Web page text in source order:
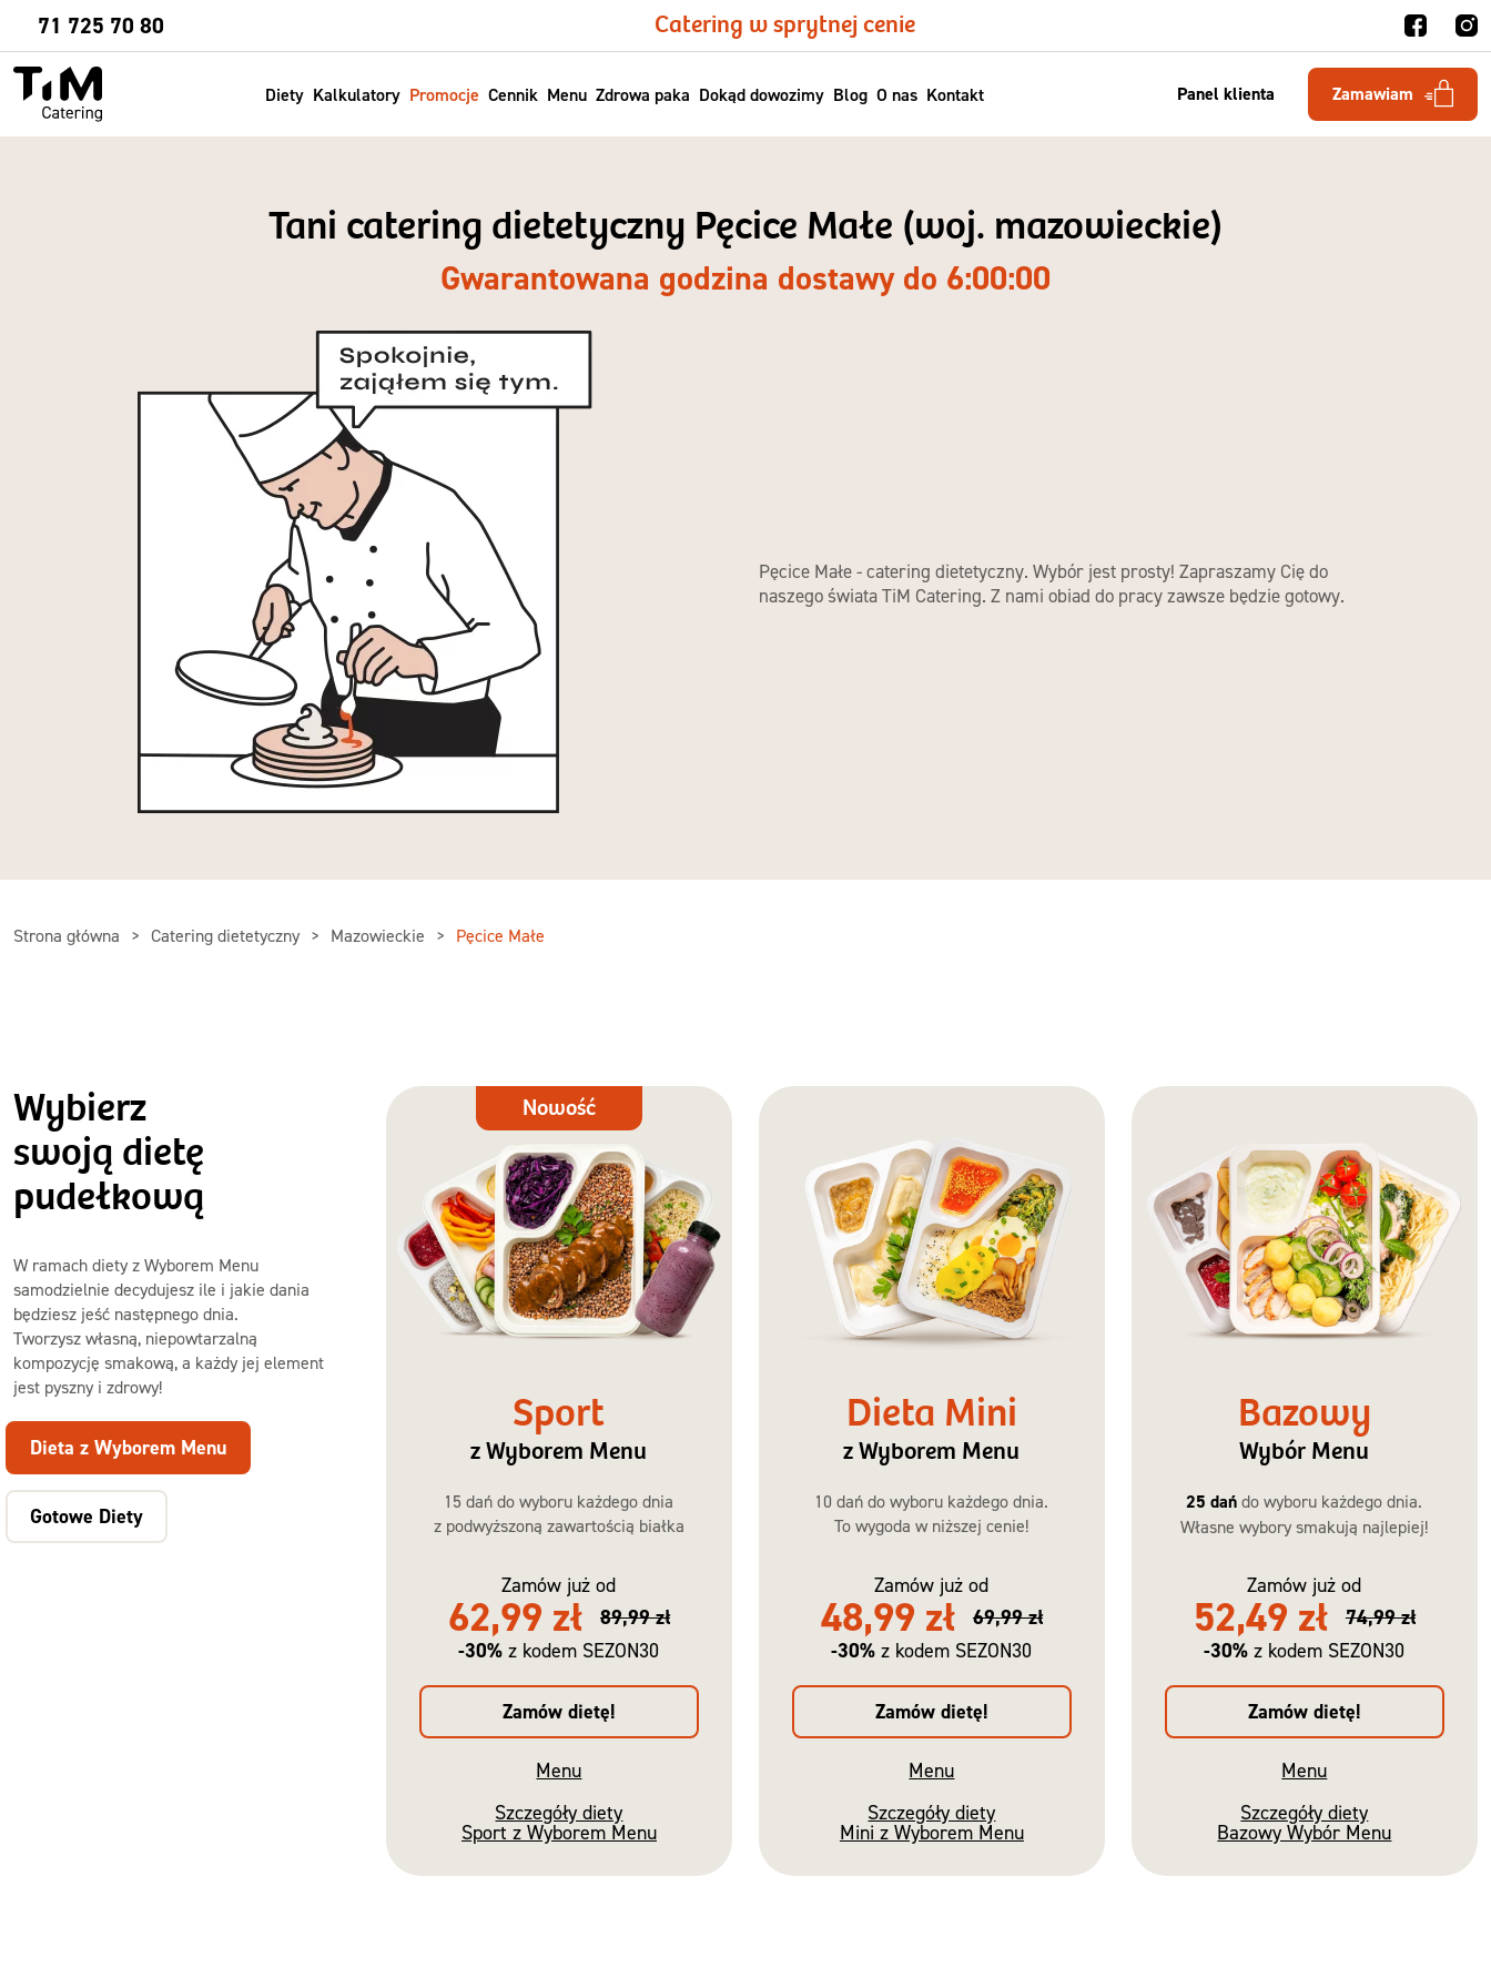
71 725 70 80 Catering w sprytnej cenie
Panel klienta Zamawiam
Diety Kalkulatory Promocje Cennik Menu Zdrowa paka Dokąd dowozimy Blog O nas Kontakt
Sprawdź
Tani catering dietetyczny Pęcice Małe (woj. mazowieckie)
Gwarantowana godzina dostawy do 6:00:00
Pęcice Małe - catering dietetyczny. Wybór jest prosty! Zapraszamy Cię do
naszego świata TiM Catering. Z nami obiad do pracy zawsze będzie gotowy.
Strona główna Catering dietetyczny Mazowieckie Pęcice Małe
Wybierz
swoją dietę
pudełkową
W ramach diety z Wyborem Menu
samodzielnie decydujesz ile i jakie dania
będziesz jeść następnego dnia.
Tworzysz własną, niepowtarzalną
kompozycję smakową, a każdy jej element
jest pyszny i zdrowy!
Dieta z Wyborem Menu
Gotowe Diety
Dieta
Nowość
Sport
z Wyborem Menu
15 dań do wyboru każdego dnia
z podwyższoną zawartością białka
Zamów już od
62,99 zł
89,99 zł
-30% z kodem SEZON30
Zamów dietę!
Menu
Szczegóły diety
Sport z Wyborem Menu
Dieta Mini
z Wyborem Menu
10 dań do wyboru każdego dnia.
To wygoda w niższej cenie!
Zamów już od
48,99 zł
69,99 zł
-30% z kodem SEZON30
Zamów dietę!
Menu
Szczegóły diety
Mini z Wyborem Menu
Bazowy
Wybór Menu
25 dań do wyboru każdego dnia.
Własne wybory smakują najlepiej!
Zamów już od
52,49 zł
74,99 zł
-30% z kodem SEZON30
Zamów dietę!
Menu
Szczegóły diety
Bazowy Wybór Menu